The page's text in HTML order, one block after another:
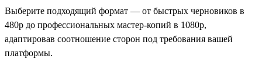
Выберите подходящий формат — от быстрых черновиков в
480p до профессиональных мастер-копий в 1080p,
адаптировав соотношение сторон под требования вашей
платформы.